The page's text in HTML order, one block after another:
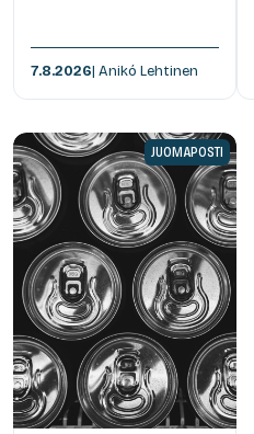
7.8.2026| Anikó Lehtinen
JUOMAPOSTI